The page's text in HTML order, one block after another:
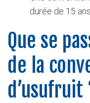
durée de 15
Que se
de la
d’usufruit